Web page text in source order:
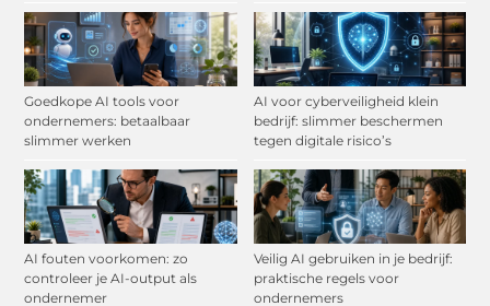
Goedkope AI tools voor
ondernemers: betaalbaar
slimmer werken
AI voor cyberveiligheid klein
bedrijf: slimmer beschermen
tegen digitale risico’s
AI fouten voorkomen: zo
controleer je AI-output als
ondernemer
Veilig AI gebruiken in je bedrijf:
praktische regels voor
ondernemers